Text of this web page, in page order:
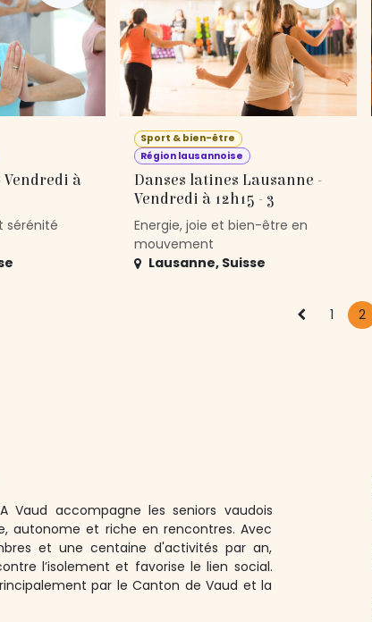
Vendredi à
sérénité
Sport & bien-être
Région lausannoise
Danses latines Lausanne -
Vendredi à 12h15 - 3
Energie, joie et bien-être en
mouvement
Lausanne, Suisse
1 2
Vaud accompagne les seniors vaudois
autonome et riche en rencontres. Avec
et une centaine d'activités par an,
l’isolement et favorise le lien social.
par le Canton de Vaud et la